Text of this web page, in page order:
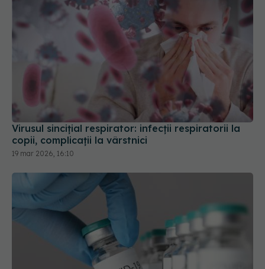
Virusul sincițial respirator: infecții respiratorii la
copii, complicații la vârstnici
19 mar 2026, 16:10